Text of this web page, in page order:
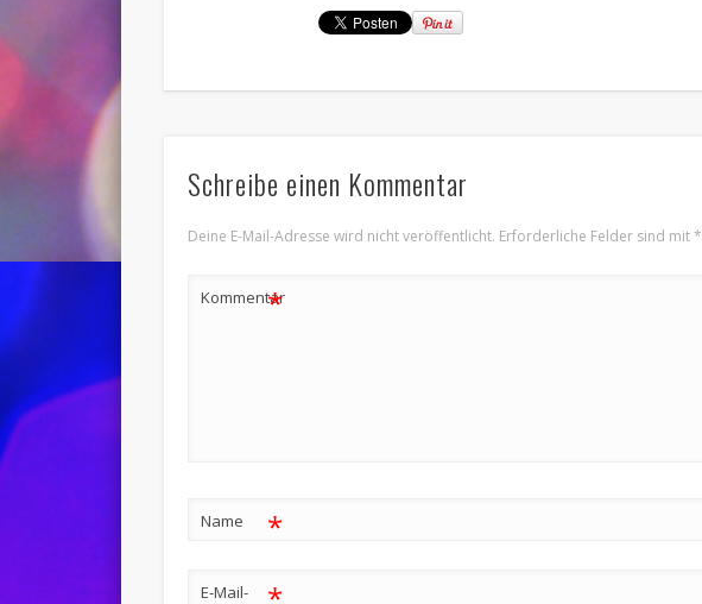
Schreibe einen Kommentar
Deine E-Mail-Adresse wird nicht veröffentlicht. Erforderliche Felder sind mit*
Kommentar
*
Name *
E-Mail-